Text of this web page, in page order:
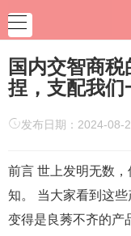
国内交智商
捏，支配我们
发布日期：2024-
前言 世上发明无数
知。 当大家看到这些
变得是良莠不齐的产